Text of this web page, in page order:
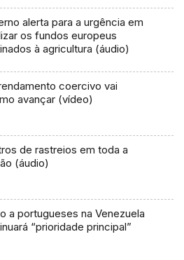
alerta para a urgência em
os fundos europeus
à agricultura (áudio)
coercivo vai
avançar (vídeo)
de rastreios em toda a
(áudio)
a portugueses na Venezuela
“prioridade principal”